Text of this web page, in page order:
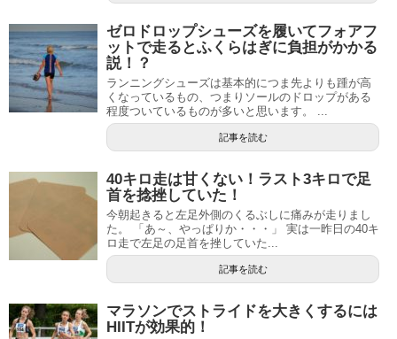
ゼロドロップシューズを履いてフォアフ
ットで走るとふくらはぎに負担がかかる
説！？
ランニングシューズは基本的につま先よりも踵が高
くなっているもの、つまりソールのドロップがある
程度ついているものが多いと思います。 ...
記事を読む
40キロ走は甘くない！ラスト3キロで足
首を捻挫していた！
今朝起きると左足外側のくるぶしに痛みが走りまし
た。 「あ～、やっぱりか・・・」 実は一昨日の40キ
ロ走で左足の足首を挫していた...
記事を読む
マラソンでストライドを大きくするには
HIITが効果的！